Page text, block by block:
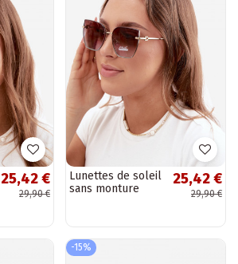
25,42 €
29,90 €
Lunettes de soleil
sans monture
25,42 €
29,90 €
-15%